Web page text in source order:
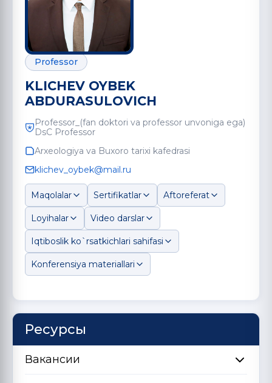
Professor
KLICHEV OYBEK
ABDURASULOVICH
Professor_(fan doktori va professor unvoniga ega)
DsC Professor
Arxeologiya va Buxoro tarixi kafedrasi
klichev_oybek@mail.ru
Maqolalar Sertifikatlar Aftoreferat
Loyihalar Video darslar
Iqtiboslik ko`rsatkichlari sahifasi
Konferensiya materiallari
Ресурсы
Вакансии